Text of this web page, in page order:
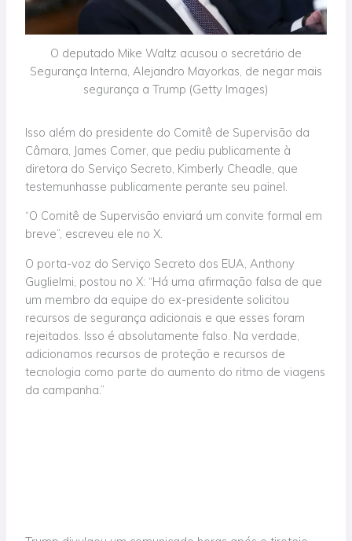
O deputado Mike Waltz acusou o secretário de
Segurança Interna, Alejandro Mayorkas, de negar mais
segurança a Trump (Getty Images)
Isso além do presidente do Comitê de Supervisão da
Câmara, James Comer, que pediu publicamente à
diretora do Serviço Secreto, Kimberly Cheadle, que
testemunhasse publicamente perante seu painel.
“O Comitê de Supervisão enviará um convite formal em
breve”, escreveu ele no X.
O porta-voz do Serviço Secreto dos EUA, Anthony
Guglielmi, postou no X: “Há uma afirmação falsa de que
um membro da equipe do ex-presidente solicitou
recursos de segurança adicionais e que esses foram
rejeitados. Isso é absolutamente falso. Na verdade,
adicionamos recursos de proteção e recursos de
tecnologia como parte do aumento do ritmo de viagens
da campanha.”